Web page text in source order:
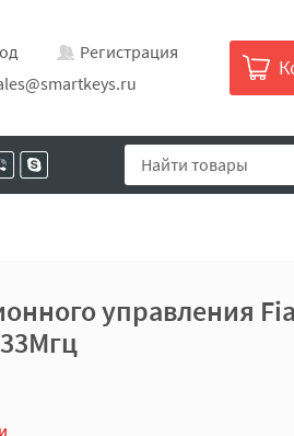
Регистрация
управления